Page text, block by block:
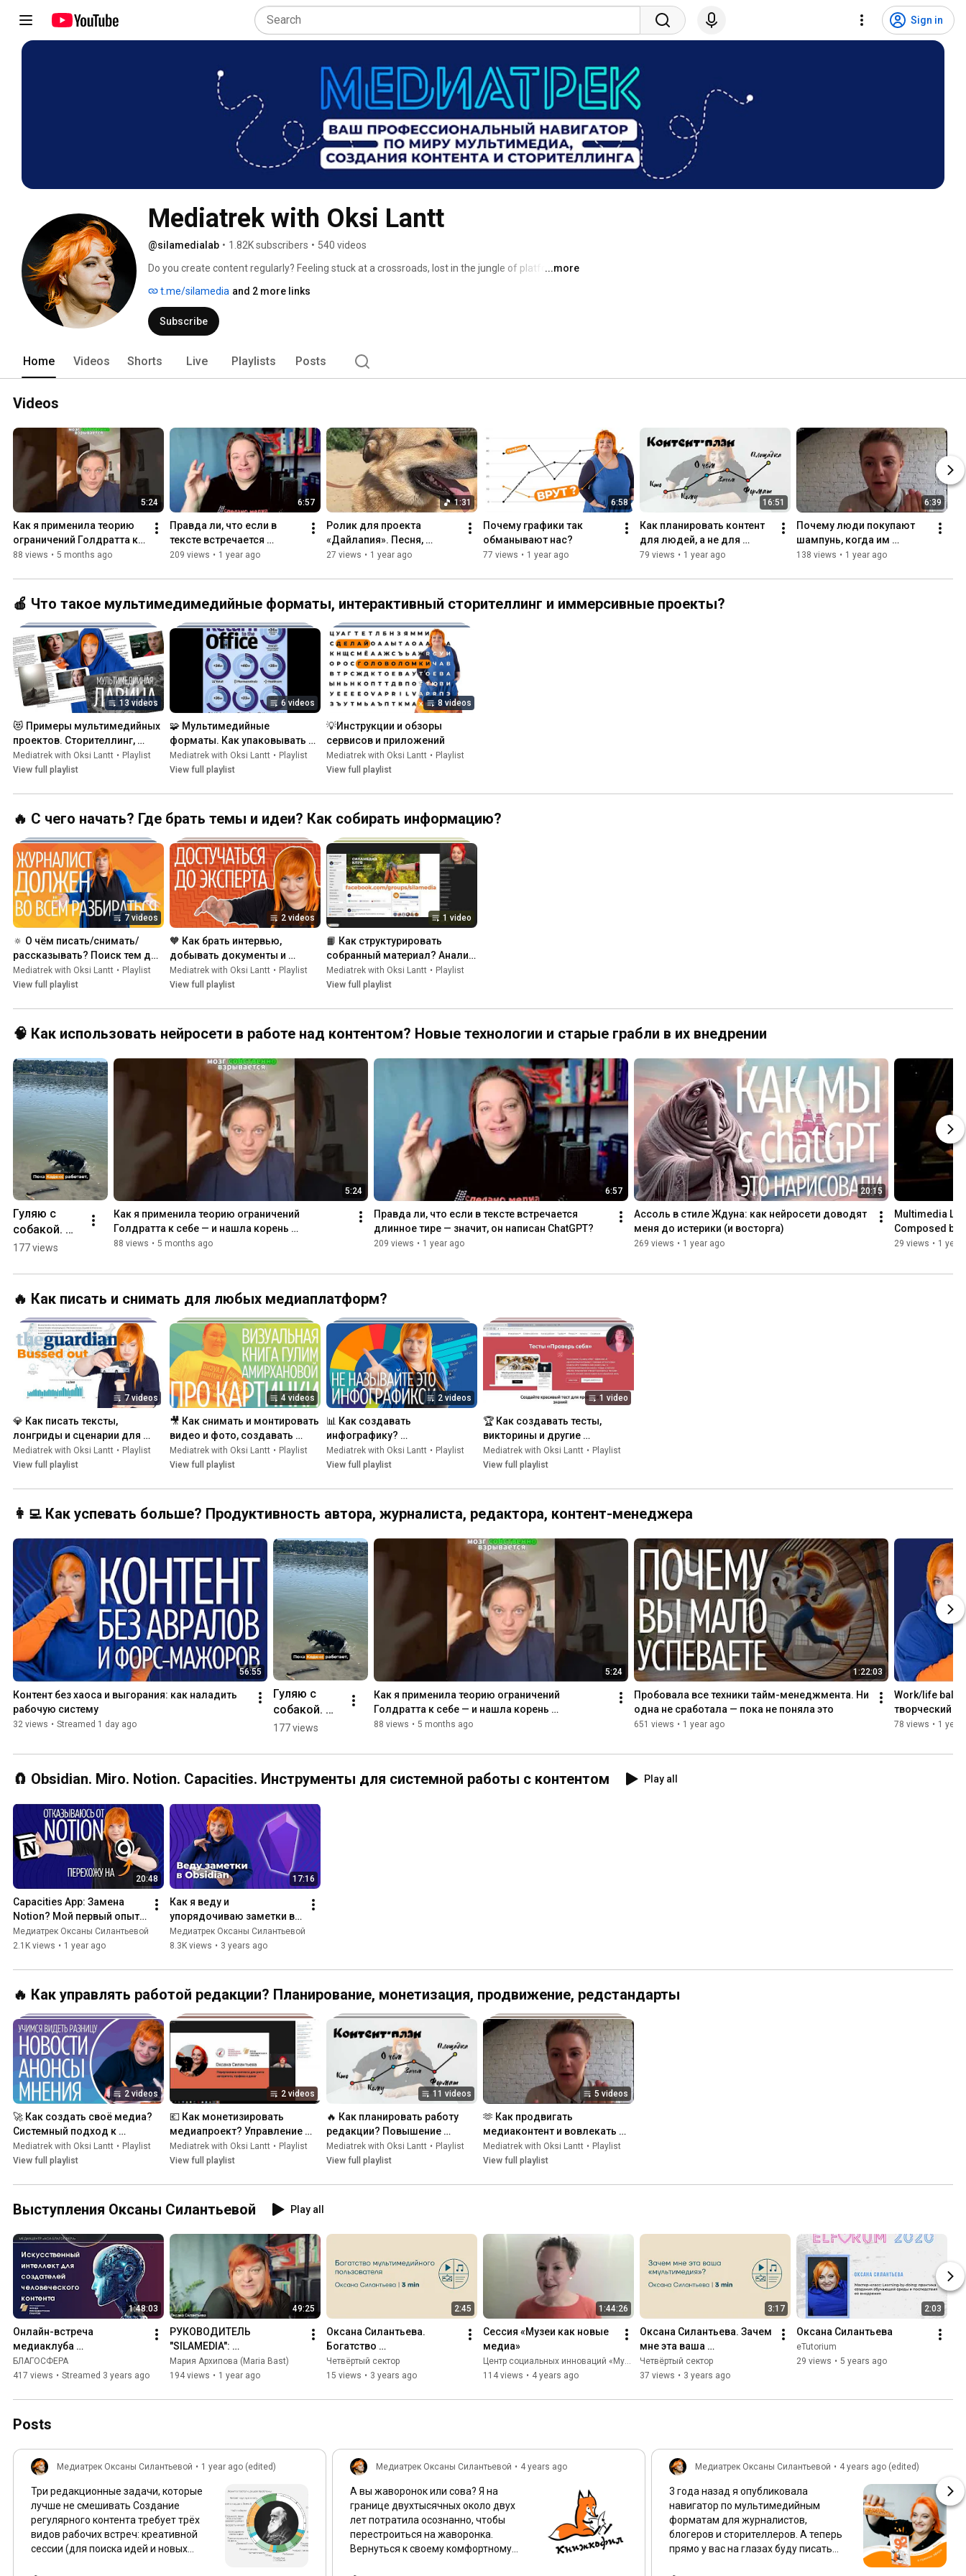
Sign in
Mediatrek with Oksi Lantt
@silamedialab • 1.82K subscribers • 540 videos
Do you create content regularly? Feeling stuck at a crossroads, lost in the jungle of platforms
...more
t.me/silamedia and 2 more links
Subscribe
Home Videos Shorts Live Playlists Posts
Videos
5:24
Как я применила теорию
ограничений Голдратта к
себе — и нашла корень
88 views • 5 months ago
6:57
Правда ли, что если в
тексте встречается
длинное тире — значит, он
209 views • 1 year ago
1:31
Ролик для проекта
«Дайлапия». Песня,
записанная в нейросети
27 views • 1 year ago
6:58
Почему графики так
обманывают нас?
77 views • 1 year ago
16:51
Как планировать контент
для людей, а не для
роботов
79 views • 1 year ago
6:39
Почему люди покупают
шампунь, когда им
хочется любви и заботы?
138 views • 1 year ago
🍎 Что такое мультимедимедийные форматы, интерактивный сторителлинг и иммерсивные проекты?
13 videos
😻 Примеры мультимедийных
проектов. Сторителлинг,
иммерсивность,
интерактивность,
Mediatrek with Oksi Lantt • Playlist
View full playlist
6 videos
🧩 Мультимедийные
форматы. Как упаковывать и
переупаковывать контент?
Mediatrek with Oksi Lantt • Playlist
View full playlist
8 videos
💡Инструкции и обзоры
сервисов и приложений
Mediatrek with Oksi Lantt • Playlist
View full playlist
🔥 С чего начать? Где брать темы и идеи? Как собирать информацию?
7 videos
🔅 О чём писать/снимать/
рассказывать? Поиск тем для
публикаций
Mediatrek with Oksi Lantt • Playlist
View full playlist
2 videos
🧡 Как брать интервью,
добывать документы и
данные для материалов?
Практикуем разные методы
Mediatrek with Oksi Lantt • Playlist
View full playlist
1 video
📙 Как структурировать
собранный материал? Анализ
данных, визуальное
структурирование,
Mediatrek with Oksi Lantt • Playlist
View full playlist
🧠 Как использовать нейросети в работе над контентом? Новые технологии и старые грабли в их внедрении
Гуляю с
собакой.
Потому что
Тильде
верстает
177 views
5:24
Как я применила теорию ограничений
Голдратта к себе — и нашла корень
прокрастинации
88 views • 5 months ago
6:57
Правда ли, что если в тексте встречается
длинное тире — значит, он написан ChatGPT?
209 views • 1 year ago
20:15
Ассоль в стиле Ждуна: как нейросети доводят
меня до истерики (и восторга)
269 views • 1 year ago
Multimedia
Composed by
29 views • 1 year
🔥 Как писать и снимать для любых медиаплатформ?
7 videos
💎 Как писать тексты,
лонгриды и сценарии для
разных медиаплатформ?
Мультимедийные
Mediatrek with Oksi Lantt • Playlist
View full playlist
4 videos
🎥 Как снимать и монтировать
видео и фото, создавать
инфографику и другой
визуальный контент?
Mediatrek with Oksi Lantt • Playlist
View full playlist
2 videos
📊 Как создавать
инфографику?
Медиапродакшен
Mediatrek with Oksi Lantt • Playlist
View full playlist
1 video
🏆 Как создавать тесты,
викторины и другие
интерактивные форматы?
Медиапродакшен
Mediatrek with Oksi Lantt • Playlist
View full playlist
👩‍💻 Как успевать больше? Продуктивность автора, журналиста, редактора, контент-менеджера
56:55
Контент без хаоса и выгорания: как наладить
рабочую систему
32 views • Streamed 1 day ago
Гуляю с
собакой.
Потому что
Тильде
верстает
Codex
177 views
5:24
Как я применила теорию ограничений
Голдратта к себе — и нашла корень
прокрастинации
88 views • 5 months ago
1:22:03
Пробовала все техники тайм-менеджмента. Ни
одна не сработала — пока не поняла это
651 views • 1 year ago
Work/life
творческий
78 views • 1 year
🧲 Obsidian. Miro. Notion. Capacities. Инструменты для системной работы с контентом Play all
20:48
Capacities App: Замена
Notion? Мой первый опыт
и впечатления
Медиатрек Оксаны Силантьевой
2.1K views • 1 year ago
17:16
Как я веду и
упорядочиваю заметки в
Obsidian
Медиатрек Оксаны Силантьевой
8.3K views • 3 years ago
🔥 Как управлять работой редакции? Планирование, монетизация, продвижение, редстандарты
2 videos
🚀 Как создать своё медиа?
Системный подход к
созданию и управлению
своим каналом, сайтом,
Mediatrek with Oksi Lantt • Playlist
View full playlist
2 videos
💶 Как монетизировать
медиапроект? Управление
финансовыми и
человеческими ресурсами
Mediatrek with Oksi Lantt • Playlist
View full playlist
11 videos
🔥 Как планировать работу
редакции? Повышение
эффективности работы по
созданию контента
Mediatrek with Oksi Lantt • Playlist
View full playlist
5 videos
🫶 Как продвигать
медиаконтент и вовлекать
аудиторию? Развитие
сообществ
Mediatrek with Oksi Lantt • Playlist
View full playlist
Выступления Оксаны Силантьевой Play all
1:48:03
Онлайн-встреча
медиаклуба
«Искусственный
интеллект для создателей
2023 год
БЛАГОСФЕРА
417 views • Streamed 3 years ago
49:25
РУКОВОДИТЕЛЬ
"SILAMEDIA":
ИНФОРМАЦИННОЕ
ПРОСТРАНСТВО В РУКАХ
ОНИ РАЗЖИГАЮТ
Мария Архипова (Maria Bast)
194 views • 1 year ago
2:45
Оксана Силантьева.
Богатство
мультимедийного
пользователя
Четвёртый сектор
15 views • 3 years ago
1:44:26
Сессия «Музеи как новые
медиа»
Центр социальных инноваций «Музейный опыт»
114 views • 4 years ago
3:17
Оксана Силантьева. Зачем
мне эта ваша
«мультимедия»
Четвёртый сектор
37 views • 3 years ago
2:03
Оксана Силантьева
eTutorium
29 views • 5 years ago
Posts
Медиатрек Оксаны Силантьевой • 1 year ago (edited)
Три редакционные задачи, которые
лучше не смешивать Создание
регулярного контента требует трёх
видов рабочих встреч: креативной
сессии (для поиска идей и новых
Медиатрек Оксаны Силантьевой • 4 years ago
А вы жаворонок или сова? Я на
границе двухтысячных около двух
лет потратила осознанно, чтобы
перестроиться на жаворонка.
Вернуться к своему комфортному
Медиатрек Оксаны Силантьевой • 4 years ago (edited)
3 года назад я опубликовала
навигатор по мультимедийным
форматам для журналистов,
блогеров и сторителлеров. А теперь
прямо у вас на глазах буду писать